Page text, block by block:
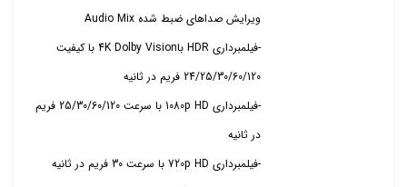
ویرایش صداهای ضبط شده Audio Mix
-فیلمبرداری HDR با4K Dolby Vision با کیفیت
24/25/30/60/120 فریم در ثانیه
-فیلمبرداری 1080p HD با سرعت 25/30/60/120 فریم
در ثانیه
-فیلمبرداری 720p HD با سرعت 30 فریم در ثانیه